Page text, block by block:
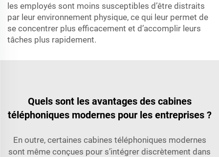
les employés sont moins susceptibles d’être distraits
par leur environnement physique, ce qui leur permet de
se concentrer plus efficacement et d’accomplir leurs
tâches plus rapidement.
Quels sont les avantages des cabines
téléphoniques modernes pour les entreprises ?
En outre, certaines cabines téléphoniques modernes
sont même conçues pour s’intégrer discrètement dans